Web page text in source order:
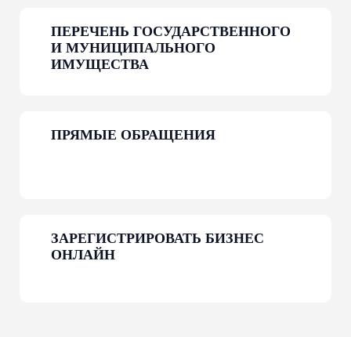
КАТАЛОГ
Республики Мордовия
ПЕРЕЧЕНЬ ГОСУДАРСТВЕННОГО
И МУНИЦИПАЛЬНОГО
ИМУЩЕСТВА
ПРЯМЫЕ ОБРАЩЕНИЯ
ЗАРЕГИСТРИРОВАТЬ БИЗНЕС
ОНЛАЙН